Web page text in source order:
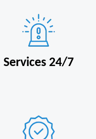
Services 24/7